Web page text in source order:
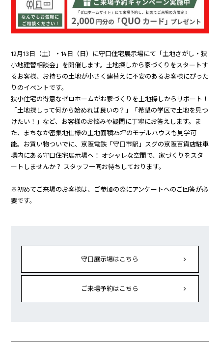
12月13日（土）・14日（日）に守口住宅展示場にて「土地さがし・狭
小地建替相談会」を開催します。土地探しから家づくりをスタートす
るお客様、お持ちの土地が小さく建替えに不安のあるお客様にぴった
りのイベントです。
狭小住宅の得意なゼロホームがお家づくりを土地探しからサポート！
「土地探しって何から始めれば良いの？」「希望の学区で土地を見つ
けたい！」など、お客様のお悩みや疑問に丁寧にお答えします。ま
た、まちなか密集地仕様の土地面積25坪のモデルハウスも見学可
能。お買い物ついでに、京阪電鉄「守口市駅」スグの京阪百貨店駐車
場内にある守口住宅展示場へ！ オシャレな空間で、家づくりをスタ
ートしませんか？ スタッフ一同お待ちしております。
※初めてご来場のお客様は、ご参加の際にアンケートへのご回答が必
要です。
守口展示場はこちら
ご来場予約はこちら